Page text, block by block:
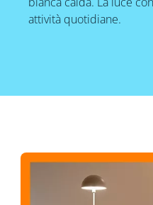
attività quotidiane.